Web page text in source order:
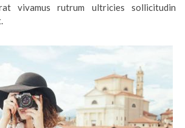
vivamus rutrum ultricies sollicitudin